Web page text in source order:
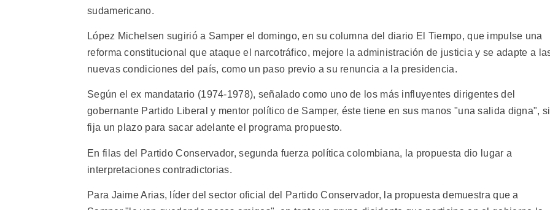
sudamericano.
López Michelsen sugirió a Samper el domingo, en su columna del diario El Tiempo, que impulse una
reforma constitucional que ataque el narcotráfico, mejore la administración de justicia y se adapte a
nuevas condiciones del país, como un paso previo a su renuncia a la presidencia.
Según el ex mandatario (1974-1978), señalado como uno de los más influyentes dirigentes del
gobernante Partido Liberal y mentor político de Samper, éste tiene en sus manos "una salida digna", si
fija un plazo para sacar adelante el programa propuesto.
En filas del Partido Conservador, segunda fuerza política colombiana, la propuesta dio lugar a
interpretaciones contradictorias.
Para Jaime Arias, líder del sector oficial del Partido Conservador, la propuesta demuestra que a